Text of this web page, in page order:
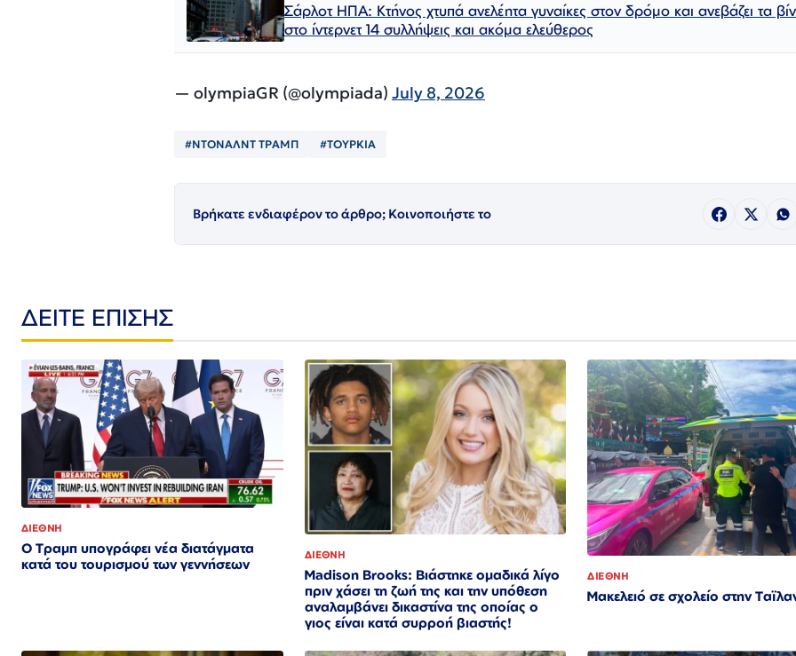
Σάρλοτ ΗΠΑ: Κτήνος χτυπά ανελέητα γυναίκες στον δρόμο και ανεβάζει τα
στο ίντερνετ 14 συλλήψεις και ακόμα ελεύθερος​​​​​​​​​​​​​​​​​​​​​​​​​​​​​​​​​​​​​​​​​​​​​​​​​​
— olympiaGR (@olympiada) July 8, 2026
#ΝΤΟΝΑΛΝΤ ΤΡΑΜΠ #ΤΟΥΡΚΙΑ
Βρήκατε ενδιαφέρον το άρθρο; Κοινοποιήστε το
ΔΕΙΤΕ ΕΠΙΣΗΣ
ΔΙΕΘΝΗ
Ο Τραμπ υπογράφει νέα διατάγματα
κατά του τουρισμού των γεννήσεων
ΔΙΕΘΝΗ
Madison Brooks: Βιάστηκε ομαδικά λίγο
πριν χάσει τη ζωή της και την υπόθεση
αναλαμβάνει δικαστίνα της οποίας ο
γιος είναι κατά συρροή βιαστής!
ΔΙΕΘΝΗ
Μακελειό σε σχολείο στην